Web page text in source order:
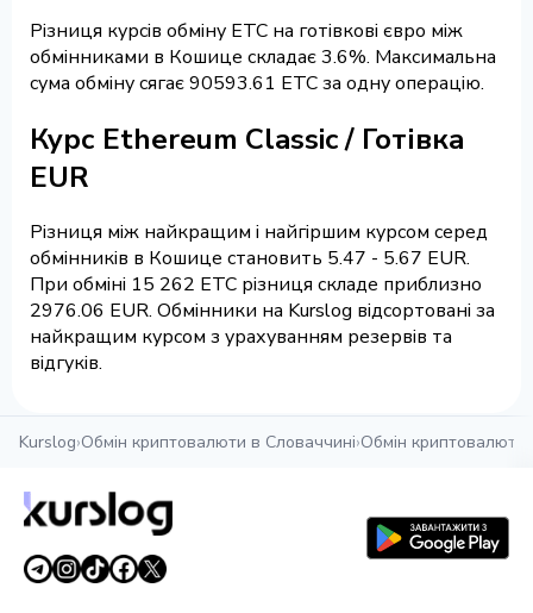
Різниця курсів обміну ETC на готівкові євро між
обмінниками в Кошице складає 3.6%. Максимальна
сума обміну сягає 90593.61 ETC за одну операцію.
Курс Ethereum Classic / Готівка
EUR
Різниця між найкращим і найгіршим курсом серед
обмінників в Кошице становить 5.47 - 5.67 EUR.
При обміні 15 262 ETC різниця складе приблизно
2976.06 EUR. Обмінники на Kurslog відсортовані за
найкращим курсом з урахуванням резервів та
відгуків.
Kurslog›Обмін криптовалюти в Словаччині›Обмін